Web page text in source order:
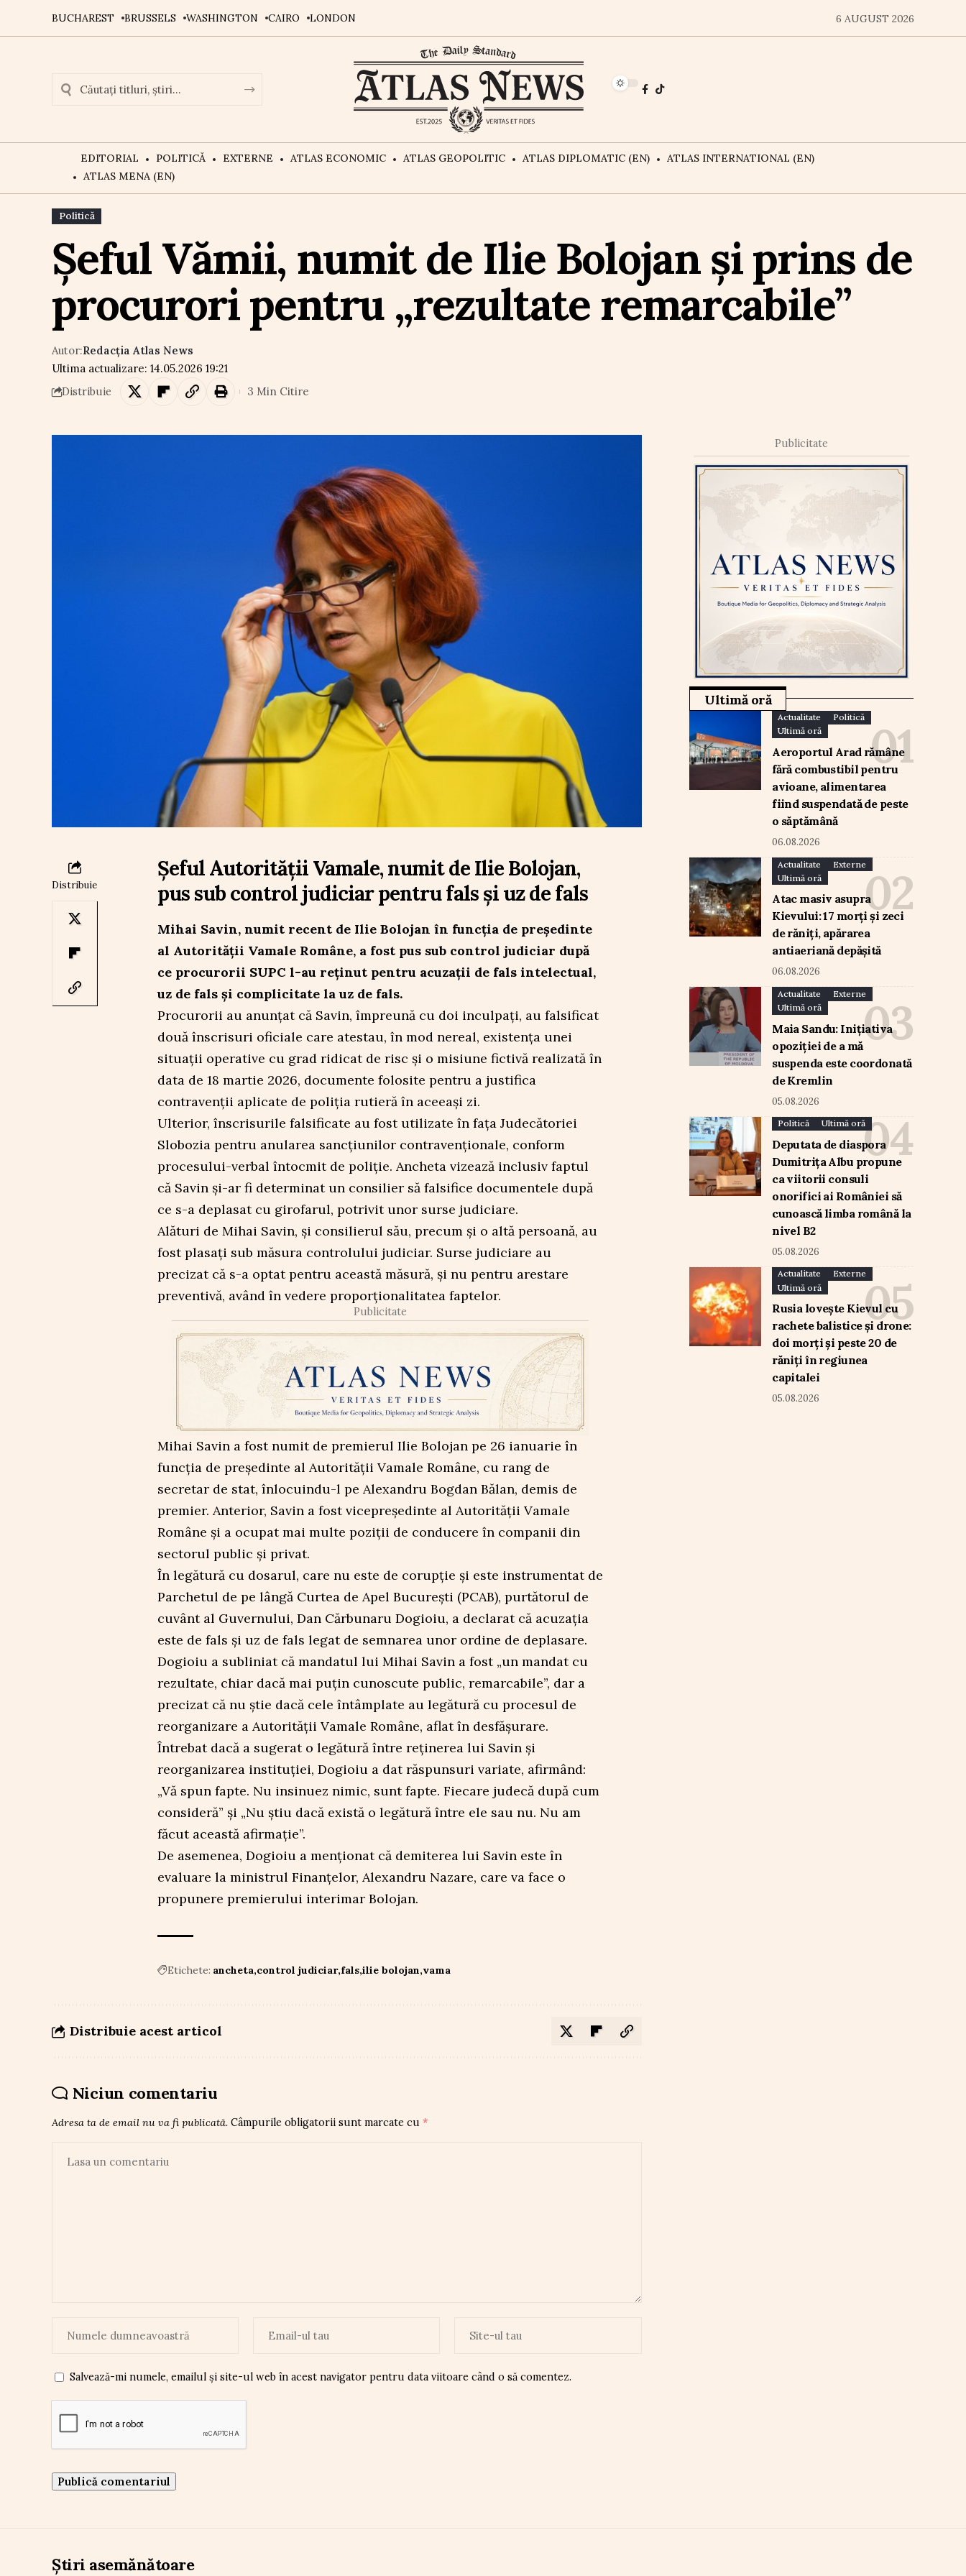
BUCHAREST BRUSSELS WASHINGTON CAIRO LONDON 6 AUGUST 2026
EDITORIAL POLITICĂ EXTERNE ATLAS ECONOMIC ATLAS GEOPOLITIC ATLAS DIPLOMATIC (EN)
ATLAS INTERNATIONAL (EN)
ATLAS MENA (EN)
Politică
Șeful Vămii, numit de Ilie Bolojan și prins de
procurori pentru „rezultate remarcabile”
Ultima actualizare: 14.05.2026 19:21
Autor:Redacția Atlas News
Distribuie 3 Min Citire
Distribuie
Șeful Autorității Vamale, numit de Ilie Bolojan,
pus sub control judiciar pentru fals și uz de fals
Mihai Savin, numit recent de Ilie Bolojan în funcția de președinte
al Autorității Vamale Române, a fost pus sub control judiciar după
ce procurorii SUPC l-au reținut pentru acuzații de fals intelectual,
uz de fals și complicitate la uz de fals.
Procurorii au anunțat că Savin, împreună cu doi inculpați, au falsificat
două înscrisuri oficiale care atestau, în mod nereal, existența unei
situații operative cu grad ridicat de risc și o misiune fictivă realizată în
data de 18 martie 2026, documente folosite pentru a justifica
contravenții aplicate de poliția rutieră în aceeași zi.
Ulterior, înscrisurile falsificate au fost utilizate în fața Judecătoriei
Slobozia pentru anularea sancțiunilor contravenționale, conform
procesului-verbal întocmit de poliție. Ancheta vizează inclusiv faptul
că Savin și-ar fi determinat un consilier să falsifice documentele după
ce s-a deplasat cu girofarul, potrivit unor surse judiciare.
Alături de Mihai Savin, și consilierul său, precum și o altă persoană, au
fost plasați sub măsura controlului judiciar. Surse judiciare au
precizat că s-a optat pentru această măsură, și nu pentru arestare
preventivă, având în vedere proporționalitatea faptelor.
Publicitate
Mihai Savin a fost numit de premierul Ilie Bolojan pe 26 ianuarie în
funcția de președinte al Autorității Vamale Române, cu rang de
secretar de stat, înlocuindu-l pe Alexandru Bogdan Bălan, demis de
premier. Anterior, Savin a fost vicepreședinte al Autorității Vamale
Române și a ocupat mai multe poziții de conducere în companii din
sectorul public și privat.
În legătură cu dosarul, care nu este de corupție și este instrumentat de
Parchetul de pe lângă Curtea de Apel București (PCAB), purtătorul de
cuvânt al Guvernului, Dan Cărbunaru Dogioiu, a declarat că acuzația
este de fals și uz de fals legat de semnarea unor ordine de deplasare.
Dogioiu a subliniat că mandatul lui Mihai Savin a fost „un mandat cu
rezultate, chiar dacă mai puțin cunoscute public, remarcabile”, dar a
precizat că nu știe dacă cele întâmplate au legătură cu procesul de
reorganizare a Autorității Vamale Române, aflat în desfășurare.
Întrebat dacă a sugerat o legătură între reținerea lui Savin și
reorganizarea instituției, Dogioiu a dat răspunsuri variate, afirmând:
„Vă spun fapte. Nu insinuez nimic, sunt fapte. Fiecare judecă după cum
consideră” și „Nu știu dacă există o legătură între ele sau nu. Nu am
făcut această afirmație”.
De asemenea, Dogioiu a menționat că demiterea lui Savin este în
evaluare la ministrul Finanțelor, Alexandru Nazare, care va face o
propunere premierului interimar Bolojan.
Etichete: ancheta control judiciar fals ilie bolojan vama
Distribuie acest articol
Niciun comentariu
Adresa ta de email nu va fi publicată. Câmpurile obligatorii sunt marcate cu *
Salvează-mi numele, emailul și site-ul web în acest navigator pentru data viitoare când o să comentez.
Publicitate
Ultimă oră
Actualitate
Politică
Ultimă oră
Aeroportul Arad rămâne
fără combustibil pentru
avioane, alimentarea
fiind suspendată de peste
o săptămână
06.08.2026
Actualitate
Externe
Ultimă oră
Atac masiv asupra
Kievului: 17 morți și zeci
de răniți, apărarea
antiaeriană depășită
06.08.2026
Actualitate
Externe
Ultimă oră
Maia Sandu: Inițiativa
opoziției de a mă
suspenda este coordonată
de Kremlin
05.08.2026
Politică Ultimă oră
Deputata de diaspora
Dumitrița Albu propune
ca viitorii consuli
onorifici ai României să
cunoască limba română la
nivel B2
05.08.2026
Actualitate
Externe
Ultimă oră
Rusia lovește Kievul cu
rachete balistice și drone:
doi morți și peste 20 de
răniți în regiunea
capitalei
05.08.2026
Știri asemănătoare